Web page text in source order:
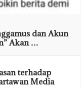
dan Akun
Akan …
terhadap
Media